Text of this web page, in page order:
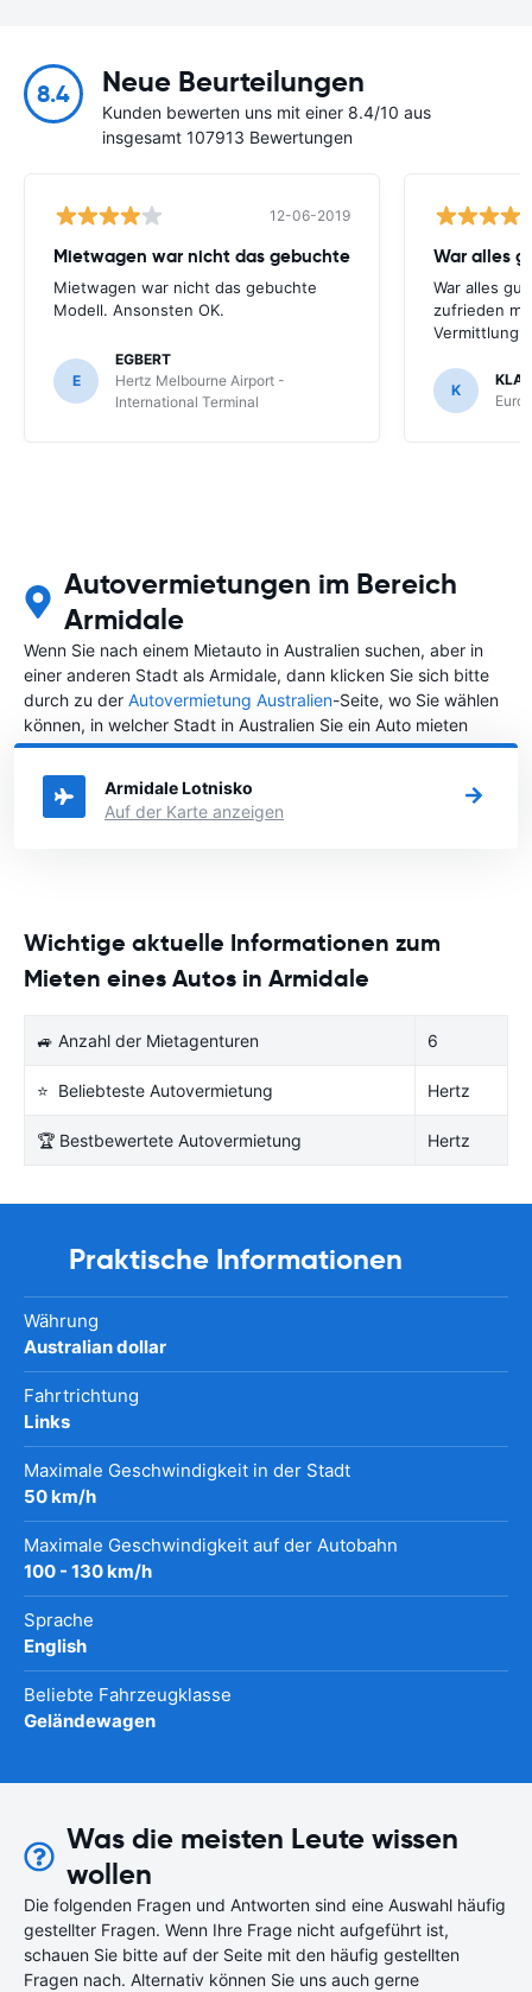
8.4 Neue Beurteilungen
Kunden bewerten uns mit einer 8.4/10 aus
insgesamt 107913 Bewertungen
12-06-2019
Mietwagen war nicht das gebuchte
Mietwagen war nicht das gebuchte
Modell. Ansonsten OK.
E
EGBERT
Hertz Melbourne Airport -
International Terminal
War alles
War alles
zufrieden
Vermittlung
K
Autovermietungen im Bereich
Armidale
Wenn Sie nach einem Mietauto in Australien suchen, aber in
einer anderen Stadt als Armidale, dann klicken Sie sich bitte
durch zu der Autovermietung Australien-Seite, wo Sie wählen
können, in welcher Stadt in Australien Sie ein Auto mieten
möchten.
Armidale Lotnisko
Auf der Karte anzeigen
Wichtige aktuelle Informationen zum
Mieten eines Autos in Armidale
🚙 Anzahl der Mietagenturen 6
⭐ Beliebteste Autovermietung Hertz
🏆 Bestbewertete Autovermietung Hertz
Praktische Informationen
Währung
Australian dollar
Fahrtrichtung
Links
Maximale Geschwindigkeit in der Stadt
50 km/h
Maximale Geschwindigkeit auf der Autobahn
100 - 130 km/h
Sprache
English
Beliebte Fahrzeugklasse
Geländewagen
Was die meisten Leute wissen
wollen
Die folgenden Fragen und Antworten sind eine Auswahl häufig
gestellter Fragen. Wenn Ihre Frage nicht aufgeführt ist,
schauen Sie bitte auf der Seite mit den häufig gestellten
Fragen nach. Alternativ können Sie uns auch gerne